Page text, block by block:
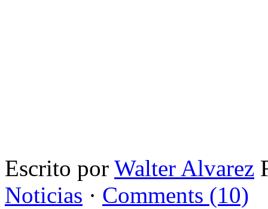
Escrito por Walter Alvarez
Noticias · Comments (10)